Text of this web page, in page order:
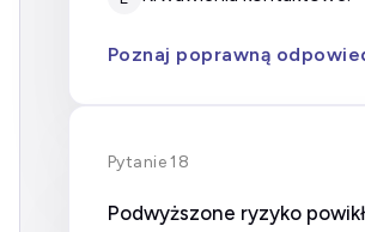
Poznaj poprawną
Pytanie 18
Podwyższone ryzyko